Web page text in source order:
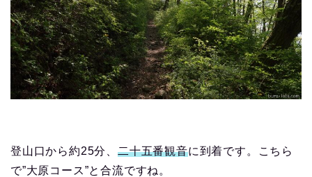
登山口から約25分、 二十五番観音に到着です。こちら
で”大原コース”と合流ですね。